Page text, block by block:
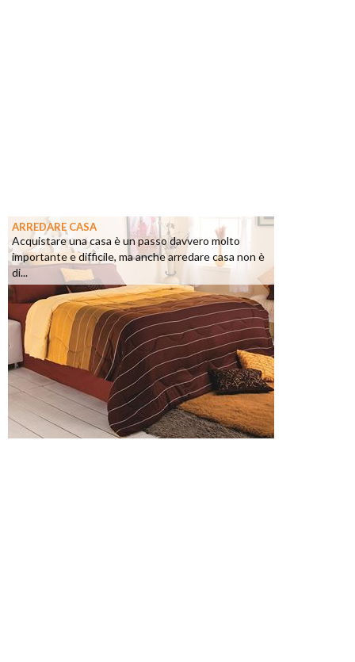
ARREDARE CASA
Acquistare una casa è un passo davvero molto
importante e difficile, ma anche arredare casa non è
di...